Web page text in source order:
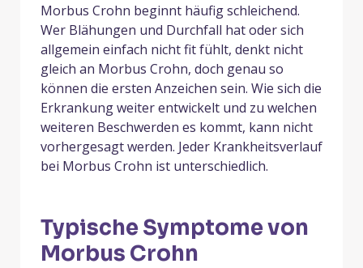
Morbus Crohn beginnt häufig schleichend.
Wer Blähungen und Durchfall hat oder sich
allgemein einfach nicht fit fühlt, denkt nicht
gleich an Morbus Crohn, doch genau so
können die ersten Anzeichen sein. Wie sich die
Erkrankung weiter entwickelt und zu welchen
weiteren Beschwerden es kommt, kann nicht
vorhergesagt werden. Jeder Krankheitsverlauf
bei Morbus Crohn ist unterschiedlich.
Typische Symptome von
Morbus Crohn